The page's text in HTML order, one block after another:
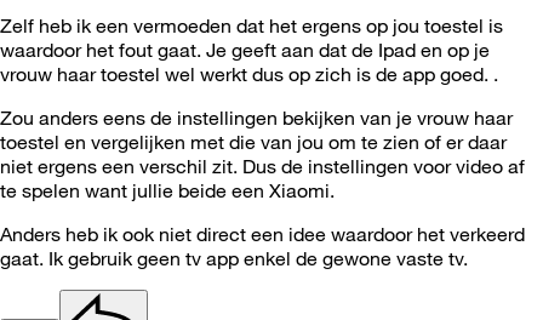
Zelf heb ik een vermoeden dat het ergens op jou toestel is
waardoor het fout gaat. Je geeft aan dat de Ipad en op je
vrouw haar toestel wel werkt dus op zich is de app goed. .
Zou anders eens de instellingen bekijken van je vrouw haar
toestel en vergelijken met die van jou om te zien of er daar
niet ergens een verschil zit. Dus de instellingen voor video af
te spelen want jullie beide een Xiaomi.
Anders heb ik ook niet direct een idee waardoor het verkeerd
gaat. Ik gebruik geen tv app enkel de gewone vaste tv.